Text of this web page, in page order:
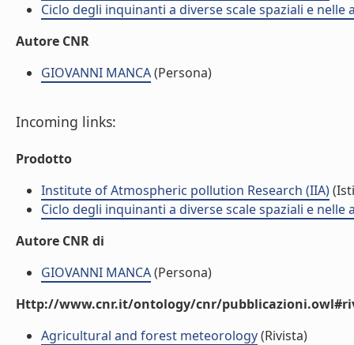
Ciclo degli inquinanti a diverse scale spaziali e nelle
Autore CNR
GIOVANNI MANCA(Persona)
Incoming links:
Prodotto
Institute of Atmospheric pollution Research (IIA)
Ciclo degli inquinanti a diverse scale spaziali e nelle
Autore CNR di
GIOVANNI MANCA(Persona)
Http://www.cnr.it/ontology/cnr/
Agricultural and forest meteorology(Rivista)